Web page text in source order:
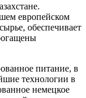
европейском
обеспечивает
питание, в
технологии в
немецкое